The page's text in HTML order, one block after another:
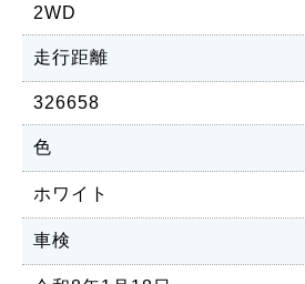
2WD
走行距離
326658
色
ホワイト
車検